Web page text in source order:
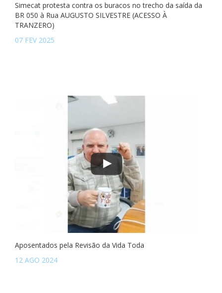
Simecat protesta contra os buracos no trecho da saída da
BR 050 à Rua AUGUSTO SILVESTRE (ACESSO À
TRANZERO)
07 FEV 2025
Aposentados pela Revisão da Vida Toda
12 AGO 2024